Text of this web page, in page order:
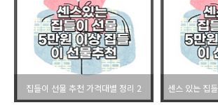
집들이 선물 추천 가격대별 정리 2